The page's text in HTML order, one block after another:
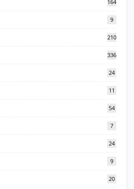
164
9
210
336
24
11
54
7
24
9
20